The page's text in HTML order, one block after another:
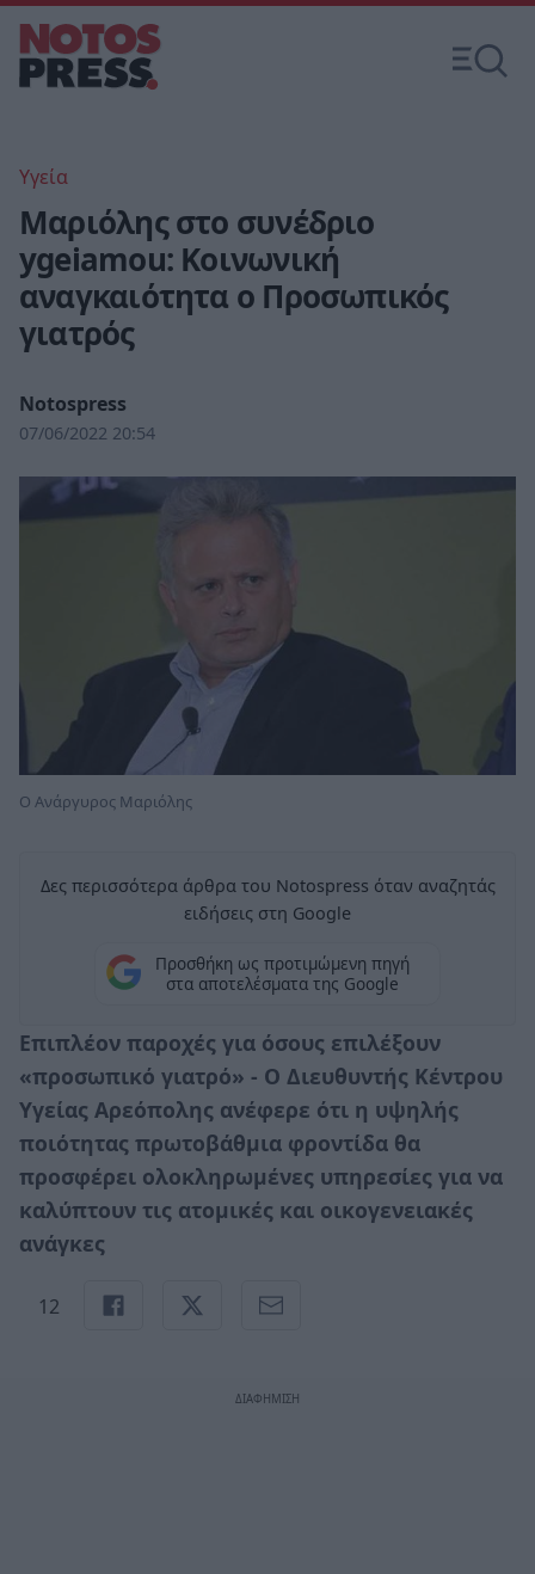
Υγεία
Μαριόλης στο συνέδριο
ygeiamou: Κοινωνική
αναγκαιότητα ο Προσωπικός
γιατρός
Notospress
07/06/2022 20:54
Ο Ανάργυρος Μαριόλης
Δες περισσότερα άρθρα του Notospress όταν αναζητάς
ειδήσεις στη Google
Προσθήκη ως προτιμώμενη πηγή
στα αποτελέσματα της Google
Επιπλέον παροχές για όσους επιλέξουν
«προσωπικό γιατρό» - Ο Διευθυντής Κέντρου
Υγείας Αρεόπολης ανέφερε ότι η υψηλής
ποιότητας πρωτοβάθμια φροντίδα θα
προσφέρει ολοκληρωμένες υπηρεσίες για να
καλύπτουν τις ατομικές και οικογενειακές
ανάγκες
12